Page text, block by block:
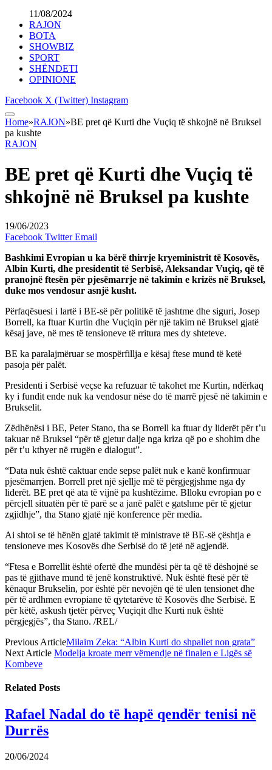
11/08/2024
RAJON
BOTA
SHOWBIZ
SPORT
SHËNDETI
OPINIONE
Facebook X (Twitter) Instagram
Home»RAJON»BE pret që Kurti dhe Vuçiq të shkojnë në Bruksel
pa kushte
RAJON
BE pret që Kurti dhe Vuçiq të
shkojnë në Bruksel pa kushte
19/06/2023
Facebook Twitter Email
Bashkimi Evropian u ka bërë thirrje kryeministrit të Kosovës,
Albin Kurti, dhe presidentit të Serbisë, Aleksandar Vuçiq, që të
pranojnë ftesën për pjesëmarrje në takimin e krizës në Bruksel,
duke mos vendosur asnjë kusht.
Përfaqësuesi i lartë i BE-së për politikë të jashtme dhe siguri, Josep
Borrell, ka ftuar Kurtin dhe Vuçiqin për një takim në Bruksel gjatë
kësaj jave, në mes të tensioneve të rritura mes dy shteteve.
BE ka paralajmëruar se mospërfillja e kësaj ftese mund të ketë
pasoja për palët.
Presidenti i Serbisë veçse ka refuzuar të takohet me Kurtin, ndërkaq
ky i fundit ende nuk ka vendosur nëse do të marrë pjesë në takimin e
Brukselit.
Zëdhënësi i BE, Peter Stano, tha se Borrell ka ftuar dy liderët për t’u
takuar në Bruksel “për të gjetur dalje nga kriza që po e shohim dhe
për t’u kthyer në rrugën e dialogut”.
“Data nuk është caktuar ende sepse palët nuk e kanë konfirmuar
pjesëmarrjen. Borrell pret një sjellje më të përgjegjshme nga dy
liderët. BE pret që ata të vijnë pa kushtëzime. Blloku evropian po e
përcjell situatën për të parë se a janë palët e gatshme për të gjetur
zgjidhje”, tha Stano gjatë një konference për media.
Ai shtoi se të hënën gjatë takimit të ministrave të BE-së çështja e
tensioneve mes Kosovës dhe Serbisë do të jetë në agjendë.
“Ftesa e Borrellit është ofertë dhe mundësi për ta që të dëshojnë se
pas të gjithave mund të jenë konstruktivë. Nuk është ftesë për të
kënaqur Brukselin, por është për nevojën që të ulen tensionet dhe
për të ardhmen evropiane të qytetarëve të Kosovës dhe Serbisë. E
për këtë, askush tjetër përveç Vuçiqit dhe Kurti nuk është
përgjegjës”, tha Stano. /REL/
Previous ArticleMilaim Zeka: “Albin Kurti do shpallet non grata”
Next Article Modelja kroate merr vëmendje në finalen e Ligës së
Kombeve
Related Posts
Rafael Nadal do të hapë qendër tenisi në
Durrës
20/06/2024